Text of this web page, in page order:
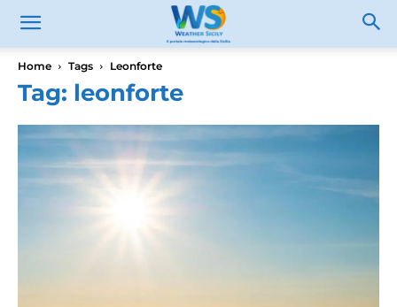
Home Tags Leonforte
Tag: leonforte